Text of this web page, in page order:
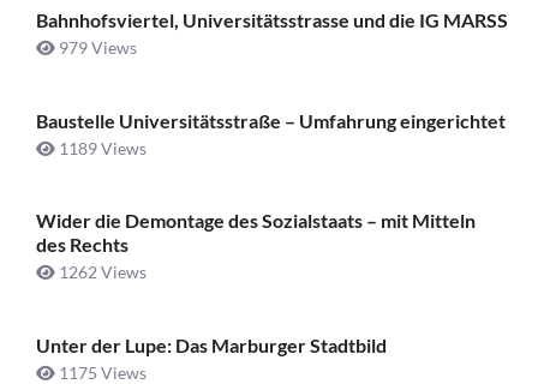
Bahnhofsviertel, Universitätsstrasse und die IG MARSS
979 Views
Baustelle Universitätsstraße ­– Umfahrung eingerichtet
1189 Views
Wider die Demontage des Sozialstaats – mit Mitteln
des Rechts
1262 Views
Unter der Lupe: Das Marburger Stadtbild
1175 Views